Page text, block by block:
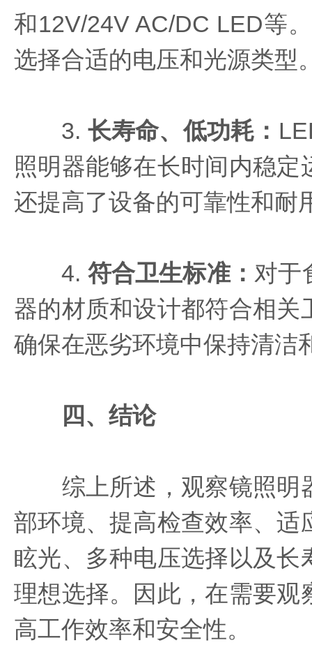
和12V/24V AC/DC LED等
选择合适的电压和光源类型
3. 长寿命、低功耗 ：
照明器能够在长时间内稳
还提高了设备的可靠性和耐
4. 符合卫生标准： 对于
器的材质和设计都符合相
确保在恶劣环境中保持清洁
四、结论
综上所述，观察镜照明
部环境、提高检查效率、
眩光、多种电压选择以及
理想选择。因此，在需要
高工作效率和安全性。